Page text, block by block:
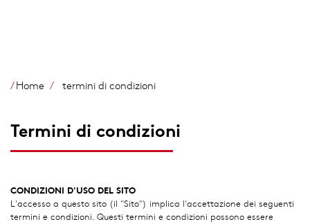
Home
termini di condizioni
Termini di condizioni
CONDIZIONI D'USO DEL SITO
L'accesso a questo sito (il "Sito") implica l'accettazione dei seguenti
termini e condizioni. Questi termini e condizioni possono essere